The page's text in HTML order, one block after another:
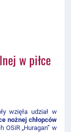
w piłce
wzięła udział w
nożnej chłopców
OSiR „Huragan” w